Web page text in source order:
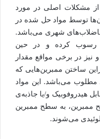
از مشکلات اصلی در مورد
توسط مواد حل شده در
شهری می‌باشد.
رسوب کرده و در حین
در برخی مواقع مقدار
ساختن ممبرین‌هایی که
مطلوب می‌باشد. این مواد
هیدروفوبیک و/یا جاذبه‌ی
ممبرین، به سطح ممبرین
می‌شوند.